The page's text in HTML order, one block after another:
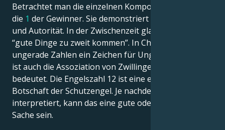
Betrachtet man die einzelnen Komponenten, so ist
die 1 der Gewinner. Sie demonstriert Macht, Monopol
und Autorität. In der Zwischenzeit glaubt man, dass
“gute Dinge zu zweit kommen”. In China sind
ungerade Zahlen ein Zeichen für Unglück. Die Zahl 2
ist auch die Assoziation von Zwillingen, was Glück
bedeutet. Die Engelszahl 12 ist eine einfache
Botschaft der Schutzengel. Je nachdem, wie man sie
interpretiert, kann das eine gute oder schlechte
Sache sein.